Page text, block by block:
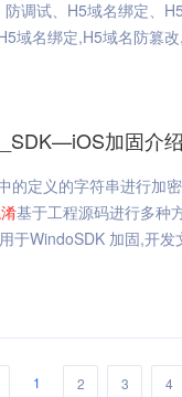
防调试、H5域名绑定、
域名绑定,H5域名防篡
加固介
的定义的字符串进行加
基于工程源码进行多种
于WindoSDK 加固,开
1 2 3 4